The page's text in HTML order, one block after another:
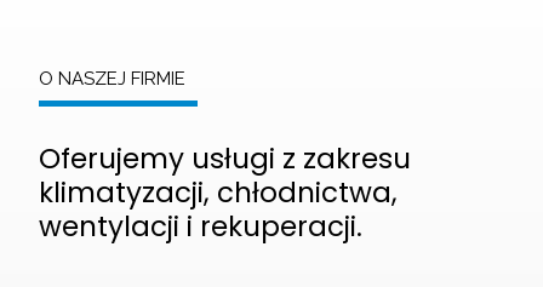
O NASZEJ FIRMIE
Oferujemy usługi z zakresu
klimatyzacji, chłodnictwa,
wentylacji i rekuperacji.